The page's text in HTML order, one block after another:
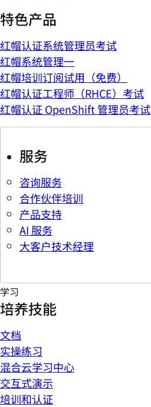
特色产品
红帽认证系统管理员考试
红帽系统管理一
红帽培训订阅试用（免费）
红帽认证工程师（RHCE）考试
红帽认证 OpenShift 管理员考试
服务
咨询服务
合作伙伴培训
产品支持
AI 服务
大客户技术经理
学习
培养技能
文档
实操练习
混合云学习中心
交互式演示
培训和认证